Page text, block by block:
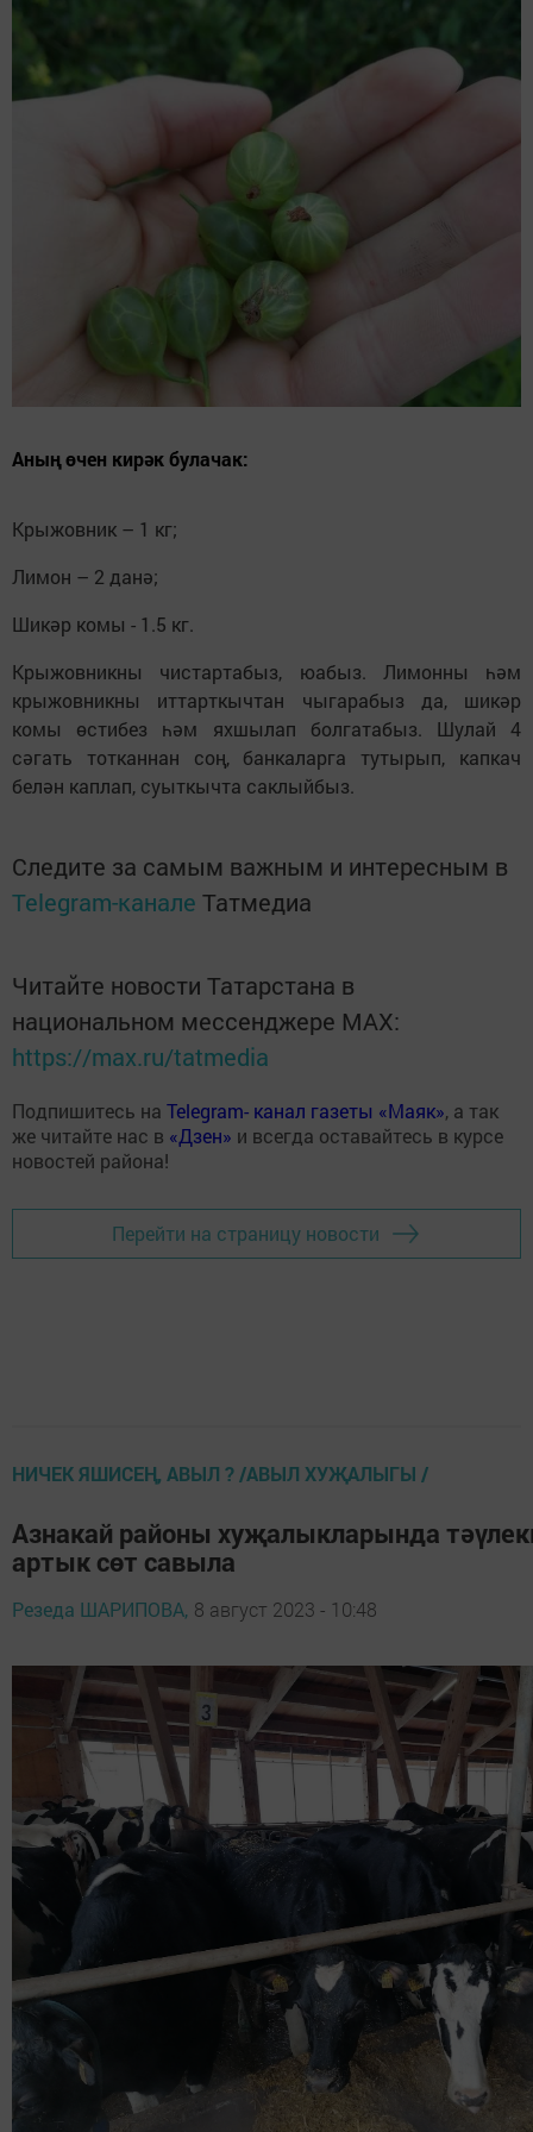
Аның өчен кирәк булачак:
Крыжовник – 1 кг;
Лимон – 2 данә;
Шикәр комы - 1.5 кг.
Крыжовникны чистартабыз, юабыз. Лимонны һәм
крыжовникны иттарткычтан чыгарабыз да, шикәр
комы өстибез һәм яхшылап болгатабыз. Шулай 4
сәгать тотканнан соң, банкаларга тутырып, капкач
белән каплап, суыткычта саклыйбыз.
Следите за самым важным и интересным в
Telegram-канале Татмедиа
Читайте новости Татарстана в
национальном мессенджере MАХ:
https://max.ru/tatmedia
Подпишитесь на Telegram- канал газеты «Маяк», а так
же читайте нас в «Дзен» и всегда оставайтесь в курсе
новостей района!
Перейти на страницу новости
НИЧЕК ЯШИСЕҢ, АВЫЛ ? /АВЫЛ ХУҖАЛЫГЫ /
Азнакай районы хуҗалыкларында
артык сөт савыла
Резеда ШАРИПОВА, 8 август 2023 - 10:48